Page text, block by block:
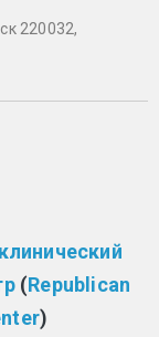
220032,
(Republican
)